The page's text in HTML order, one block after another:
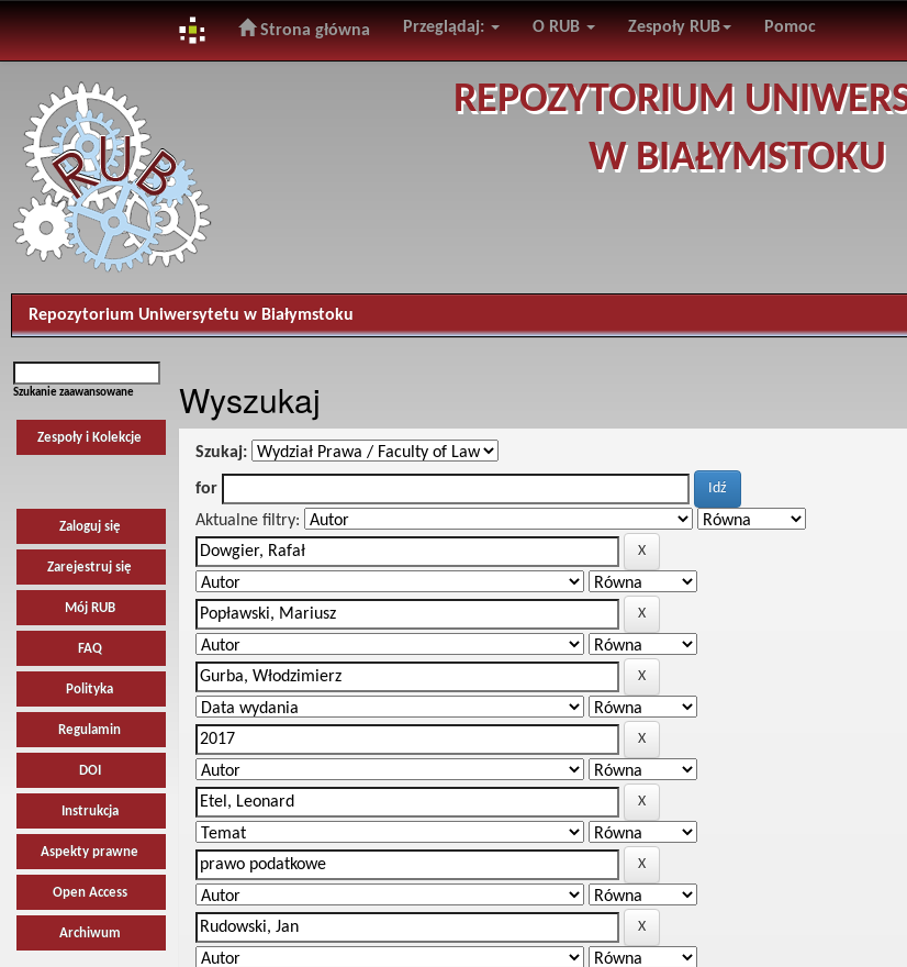
navigation
Strona główna Przeglądaj: O RUB Zespoły RUB Pomoc
REPOZYTORIUM
W BIAŁYMSTOKU
Repozytorium Uniwersytetu w Białymstoku
Szukanie zaawansowane
Zespoły i Kolekcje
Zaloguj się
Zarejestruj się
Mój RUB
FAQ
Polityka
Regulamin
DOI
Instrukcja
Aspekty prawne
Open Access
Archiwum
Wyszukaj
Szukaj:
for
Aktualne filtry: